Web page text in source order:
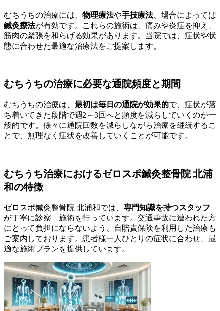
むちうちの治療には、 物理療法や手技療法、場合によっては
鍼灸療法が有効です。これらの施術は、痛みや炎症を抑え、
筋肉の緊張を和らげる効果があります。当院では、症状や状
態に合わせた最適な治療法をご提案します。
むちうちの治療に必要な通院頻度と期間
むちうちの治療は、 最初は毎日の通院が効果的で、症状が落
ち着いてきた段階で週2～3回へと頻度を減らしていくのが一
般的です。徐々に通院回数を減らしながら治療を継続するこ
とで、無理なく症状を改善していくことが可能です。
むちうち治療におけるゼロスポ鍼灸整骨院 北浦
和の特徴
ゼロスポ鍼灸整骨院 北浦和では、 専門知識を持つスタッフ
が丁寧に診察・施術を行っています。交通事故に遭われた方
にとって負担にならないよう、自賠責保険を利用した治療も
ご案内しております。患者様一人ひとりの症状に合わせ、最
適な施術プランを提供しています。